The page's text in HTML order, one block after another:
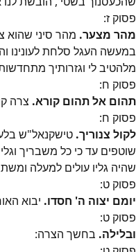
פסוק ז:
מהר מצער. מהר סיני שהוא
במעשה העגל סלחת לעונינו
מלהטיב לי וגזרותיך
פסוק ח:
תהום אל תהום קורא. צרה
פסוק ח:
לקול צנוריך. טישקנאל"ש
שוטפים עד כי כל משבריך
שהיה גליו עולים למעלה
פסוק ט:
יומם יצוה ה' חסדו. יבוא
פסוק ט:
ובלילה. בחשך הצרה: